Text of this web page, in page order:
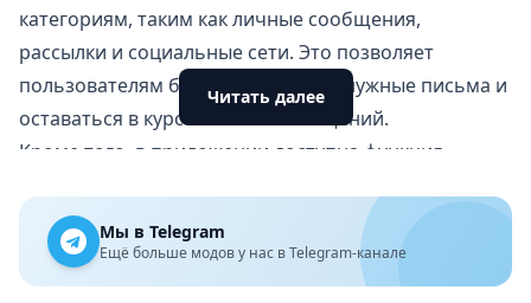
категориям, таким как личные сообщения,
рассылки и социальные сети. Это позволяет
пользователям быстрее находить нужные письма и
оставаться в курсе важных сообщений.
Кроме того, в приложении доступна функция
запланировать отправку письма на определенное
время. Это особенно удобно, когда пользователь
хочет отправить сообщение после рабочего дня
Читать далее
Мы в Telegram
Ещё больше модов у нас в Telegram-канале